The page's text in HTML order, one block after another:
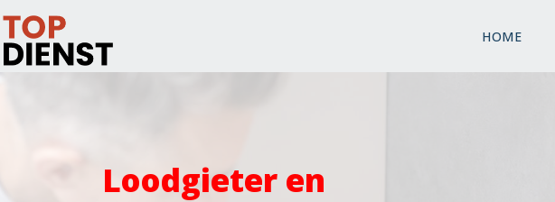
HOME
Loodgieter en